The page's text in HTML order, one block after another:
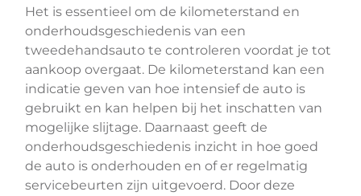
Het is essentieel om de kilometerstand en
onderhoudsgeschiedenis van een
tweedehandsauto te controleren voordat je tot
aankoop overgaat. De kilometerstand kan een
indicatie geven van hoe intensief de auto is
gebruikt en kan helpen bij het inschatten van
mogelijke slijtage. Daarnaast geeft de
onderhoudsgeschiedenis inzicht in hoe goed
de auto is onderhouden en of er regelmatig
servicebeurten zijn uitgevoerd. Door deze